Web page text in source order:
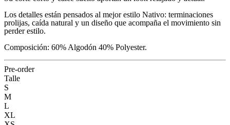
Los detalles están pensados al mejor estilo Nativo: terminaciones
prolijas, caída natural y un diseño que acompaña el movimiento sin
perder estilo.
Composición: 60% Algodón 40% Polyester.
Pre-order
Talle
S
M
L
XL